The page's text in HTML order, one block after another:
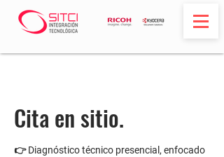
Cita en sitio.
👉 Diagnóstico técnico presencial, enfocado